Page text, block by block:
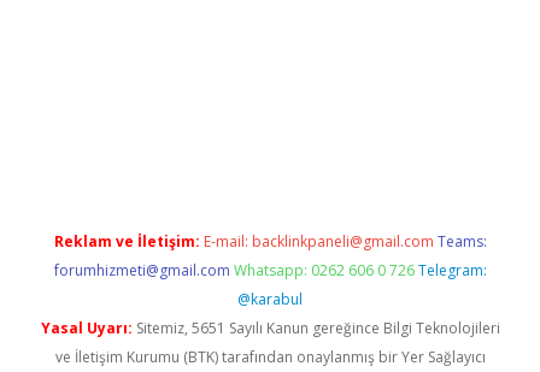
Reklam ve İletişim: E-mail: backlinkpaneli@gmail.com Teams:
forumhizmeti@gmail.com Whatsapp: 0262 606 0 726 Telegram:
@karabul
Yasal Uyarı: Sitemiz, 5651 Sayılı Kanun gereğince Bilgi Teknolojileri
ve İletişim Kurumu (BTK) tarafından onaylanmış bir Yer Sağlayıcı